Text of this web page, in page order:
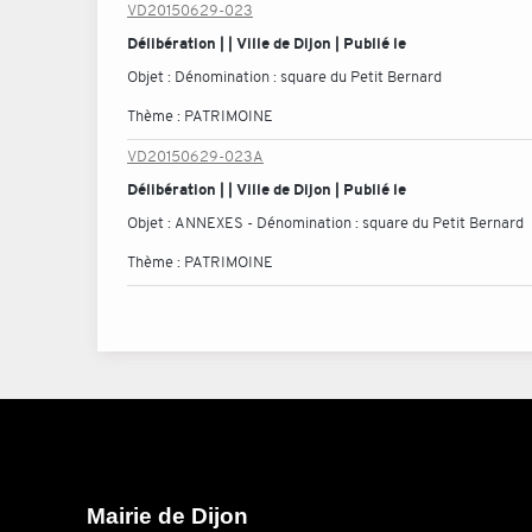
VD20150629-023
Délibération | | Ville de Dijon | Publié le
Objet : Dénomination : square du Petit Bernard
Thème : PATRIMOINE
VD20150629-023A
Délibération | | Ville de Dijon | Publié le
Objet : ANNEXES - Dénomination : square du Petit Bernard
Thème : PATRIMOINE
Mairie de Dijon